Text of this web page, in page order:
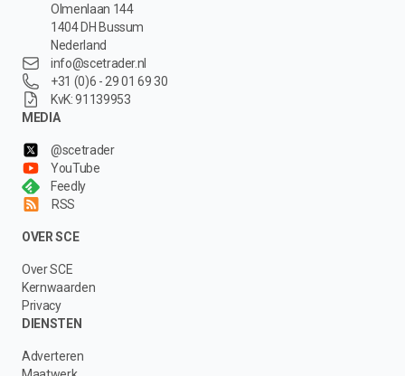
Olmenlaan 144
1404 DH Bussum
Nederland
info@scetrader.nl
+31 (0)6 - 29 01 69 30
KvK: 91139953
MEDIA
@scetrader
YouTube
Feedly
RSS
OVER SCE
Over SCE
Kernwaarden
Privacy
DIENSTEN
Adverteren